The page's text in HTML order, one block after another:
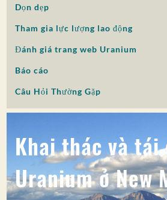
Dọn dẹp
Tham gia lực lượng lao động
Đánh giá trang web Uranium
Báo cáo
Câu Hỏi Thường Gặp
Khai thác và tái
Uranium ở New